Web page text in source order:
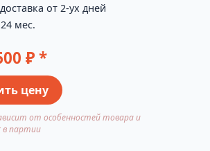
от 2-ух дней
мес.
₽ *
цену
от особенностей товара и
в партии